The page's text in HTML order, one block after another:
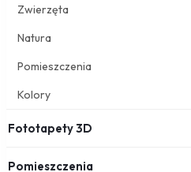
Zwierzęta
Natura
Pomieszczenia
Kolory
Fototapety 3D
Pomieszczenia